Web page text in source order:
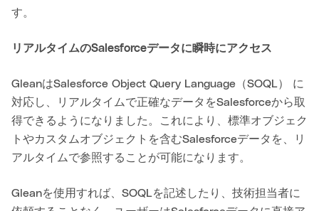
す。
リアルタイムのSalesforceデータに瞬時にアクセス
GleanはSalesforce Object Query Language（SOQL） に
対応し、リアルタイムで正確なデータをSalesforceから取
得できるようになりました。これにより、標準オブジェク
トやカスタムオブジェクトを含むSalesforceデータを、リ
アルタイムで参照することが可能になります。
Gleanを使用すれば、SOQLを記述したり、技術担当者に